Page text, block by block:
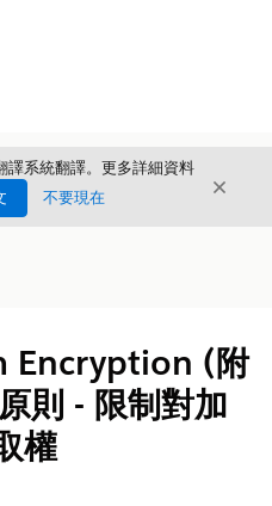
譯系統翻譯。更多詳細資料
不要現在 結束
Encryption (附
則 - 限制對加
權